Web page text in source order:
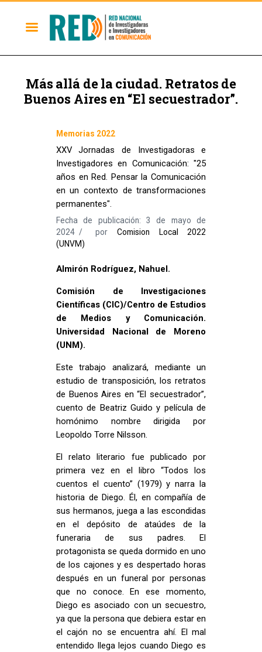
Más allá de la ciudad. Retratos de
Buenos Aires en “El secuestrador”.
Memorias 2022
XXV Jornadas de Investigadoras e
Investigadores en Comunicación: "25
años en Red. Pensar la Comunicación
en un contexto de transformaciones
permanentes".
Fecha de publicación: 3 de mayo de
2024
por Comision Local 2022
(UNVM)
Almirón Rodríguez, Nahuel.
Comisión de Investigaciones
Científicas (CIC)/Centro de Estudios
de Medios y Comunicación.
Universidad Nacional de Moreno
(UNM).
Este trabajo analizará, mediante un
estudio de transposición, los retratos
de Buenos Aires en “El secuestrador”,
cuento de Beatriz Guido y película de
homónimo nombre dirigida por
Leopoldo Torre Nilsson.
El relato literario fue publicado por
primera vez en el libro “Todos los
cuentos el cuento” (1979) y narra la
historia de Diego. Él, en compañía de
sus hermanos, juega a las escondidas
en el depósito de ataúdes de la
funeraria de sus padres. El
protagonista se queda dormido en uno
de los cajones y es despertado horas
después en un funeral por personas
que no conoce. En ese momento,
Diego es asociado con un secuestro,
ya que la persona que debiera estar en
el cajón no se encuentra ahí. El mal
entendido llega lejos cuando Diego es